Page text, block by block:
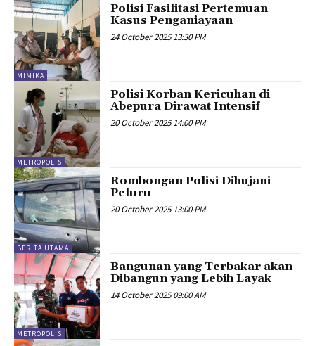
MIMIKA
Polisi Fasilitasi Pertemuan
Kasus Penganiayaan
24 October 2025 13:30 PM
METROPOLIS
Polisi Korban Kericuhan di
Abepura Dirawat Intensif
20 October 2025 14:00 PM
BERITA UTAMA
Rombongan Polisi Dihujani
Peluru
20 October 2025 13:00 PM
METROPOLIS
Bangunan yang Terbakar akan
Dibangun yang Lebih Layak
14 October 2025 09:00 AM